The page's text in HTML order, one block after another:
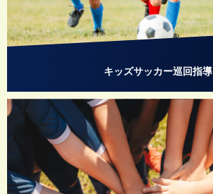
キッズサッカー巡回指導